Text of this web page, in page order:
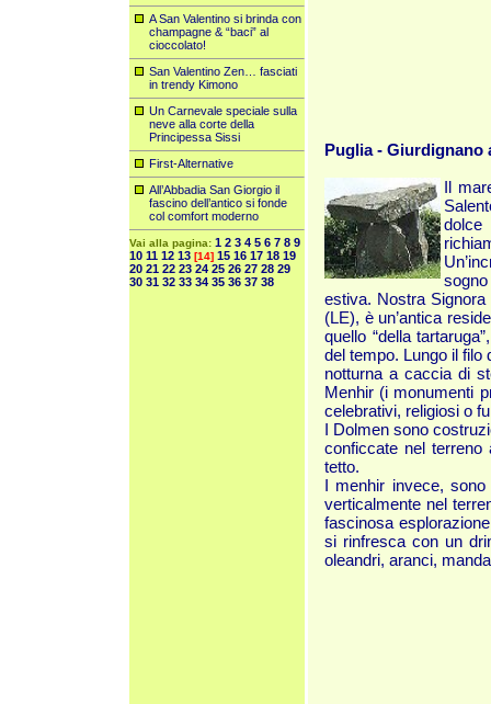
A San Valentino si brinda con
champagne & “baci” al
cioccolato!
San Valentino Zen… fasciati
in trendy Kimono
Un Carnevale speciale sulla
neve alla corte della
Principessa Sissi
First-Alternative
All’Abbadia San Giorgio il
fascino dell’antico si fonde
col comfort moderno
Vai alla pagina: 1 2 3 4 5 6 7 8 9
10 11 12 13 [14] 15 16 17 18 19
20 21 22 23 24 25 26 27 28 29
30 31 32 33 34 35 36 37 38
Puglia - Giurdignano
Il
estiva. Nostra Signora
(LE), è un’antica
quello “della
del tempo. Lungo il filo
notturna a caccia di
Menhir (i monumenti
celebrativi, religiosi o
I Dolmen sono
conficcate nel terreno
tetto.
I menhir invece, sono
verticalmente nel
fascinosa
si rinfresca con un
oleandri, aranci,